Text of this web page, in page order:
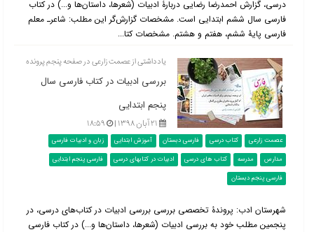
درسی، گزارش احمدرضا رضایی دربارۀ ادبیات (شعرها، داستان‌ها و...) در کتاب
فارسی سال ششم ابتدایی است. مشخصات گزارش‌گر این مطلب: شاعرـ معلم
فارسی پایۀ ششم، هفتم و هشتم. مشخصات کتا...
یادداشتی از عصمت زارعی در صفحه پنجم پرونده
بررسی ادبیات در کتاب فارسی سال
پنجم ابتدایی
۲۱ آبان ۱۳۹۸ | ۱۸:۵۹
عصمت زارعی کتاب درسی فارسی دبستان آموزش ابتدایی
زبان و ادبیات فارسی
مدارس
مدرسه کتاب های درسی ادبیات در کتابهای درسی
فارسی پنجم ابتدایی
فارسی پنجم دبستان
شهرستان ادب: پروندۀ تخصصی بررسی بررسی ادبیات در کتاب‌‌های درسی، در
پنجمین مطلب خود به بررسی ادبیات (شعرها، داستان‌ها و...) در کتاب فارسی